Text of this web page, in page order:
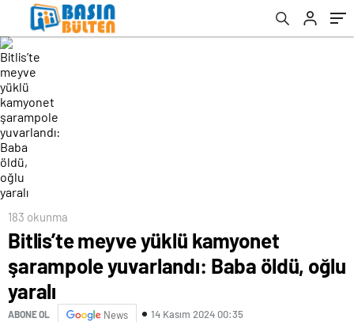
183 okunma
Bitlis’te meyve yüklü kamyonet
şarampole yuvarlandı: Baba öldü, oğlu
yaralı
ABONE OL News 14 Kasım 2024 00:35